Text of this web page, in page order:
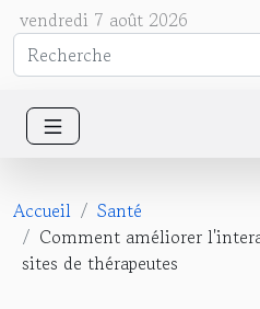
vendredi 7 août 2026
Accueil
Santé
Comment améliorer
sites de thérapeutes